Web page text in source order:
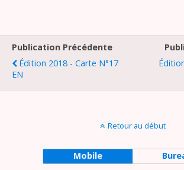
Publication Précédente
Édition 2018 - Carte N°17
EN
Retour au début
Mobile